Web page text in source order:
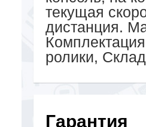
текущая
дистанция.
ролики,
Гарантия